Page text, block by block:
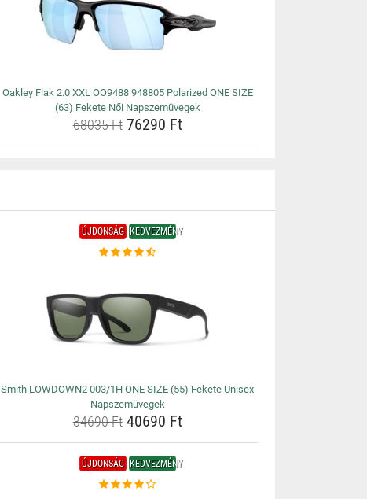
Oakley Flak 2.0 XXL OO9488 948805 Polarized ONE SIZE
(63) Fekete Női Napszemüvegek
68035 Ft76290 Ft
ÚJDONSÁG KEDVEZMÉNY
Smith LOWDOWN2 003/1H ONE SIZE (55) Fekete Unisex
Napszemüvegek
34690 Ft40690 Ft
ÚJDONSÁG KEDVEZMÉNY